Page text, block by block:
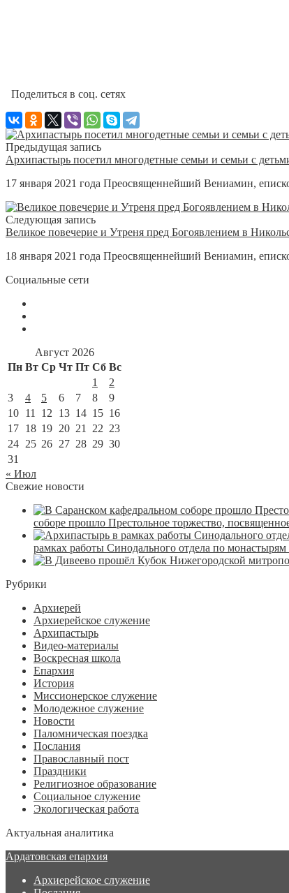
Поделиться в соц. сетях
Предыдущая запись
Архипастырь посетил многодетные семьи и семьи с
17 января 2021 года Преосвященнейший Вениамин,
Следующая запись
Великое повечерие и Утреня пред Богоявлением в
18 января 2021 года Преосвященнейший Вениамин,
Социальные сети
Август 2026
Пн Вт Ср Чт Пт Сб Вс
1
2
3
4 5 6 7 8
9
10 11 12 13 14 15 16
17 18 19 20 21 22 23
24 25 26 27 28 29 30
31
« Июл
Свежие новости
соборе прошло Престольное торжество,
рамках работы Синодального отдела по
Рубрики
Архиерей
Архиерейское служение
Архипастырь
Видео-материалы
Воскресная школа
Епархия
История
Миссионерское служение
Молодежное служение
Новости
Паломническая поездка
Послания
Православный пост
Праздники
Религиозное образование
Социальное служение
Экологическая работа
Актуальная аналитика
Ардатовская епархия
Архиерейское служение